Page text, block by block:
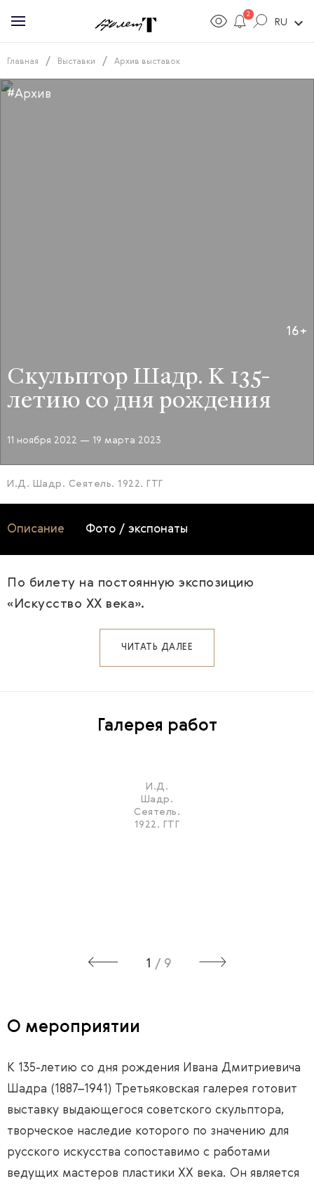
2
RU expand_more
Главная / Выставки / Архив выставок
#Архив
16+
Скульптор Шадр. К 135-
летию со дня рождения
11 ноября 2022 — 19 марта 2023
И.Д. Шадр. Сеятель. 1922. ГТГ
Описание Фото / экспонаты
По билету на постоянную экспозицию
«Искусство XX века».
ЧИТАТЬ ДАЛЕЕ
Галерея работ
И.Д.
Шадр.
Сеятель.
1922. ГТГ
1 / 9
О мероприятии
К 135-летию со дня рождения Ивана Дмитриевича
Шадра (1887–1941) Третьяковская галерея готовит
выставку выдающегося советского скульптора,
творческое наследие которого по значению для
русского искусства сопоставимо с работами
ведущих мастеров пластики ХХ века. Он является